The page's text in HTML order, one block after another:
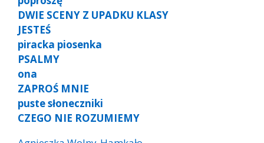
DWIE SCENY Z UPADKU KLASY
JESTEŚ
piracka piosenka
PSALMY
ona
ZAPROŚ MNIE
puste słoneczniki
CZEGO NIE ROZUMIEMY